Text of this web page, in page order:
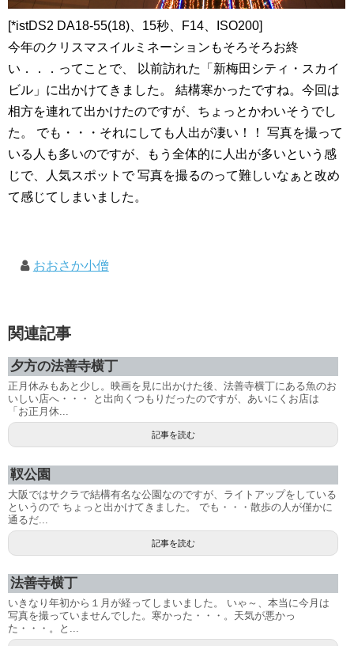
[*istDS2 DA18-55(18)、15秒、F14、ISO200]
今年のクリスマスイルミネーションもそろそろお終
い．．．ってことで、 以前訪れた「新梅田シティ・スカイ
ビル」に出かけてきました。 結構寒かったですね。今回は
相方を連れて出かけたのですが、ちょっとかわいそうでし
た。 でも・・・それにしても人出が凄い！！ 写真を撮って
いる人も多いのですが、もう全体的に人出が多いという感
じで、人気スポットで 写真を撮るのって難しいなぁと改め
て感じてしまいました。
おおさか小僧
関連記事
夕方の法善寺横丁
正月休みもあと少し。映画を見に出かけた後、法善寺横丁にある魚のお
いしい店へ・・・ と出向くつもりだったのですが、あいにくお店は
「お正月休...
記事を読む
靫公園
大阪ではサクラで結構有名な公園なのですが、ライトアップをしている
というので ちょっと出かけてきました。 でも・・・散歩の人が僅かに
通るだ...
記事を読む
法善寺横丁
いきなり年初から１月が経ってしまいました。 いゃ～、本当に今月は
写真を撮っていませんでした。寒かった・・・。天気が悪かっ
た・・・。と...